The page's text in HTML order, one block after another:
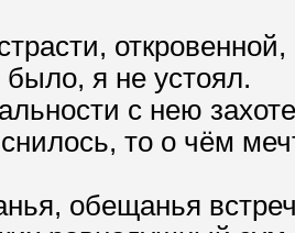
я не устоял.
с нею
то о чём
обещанья